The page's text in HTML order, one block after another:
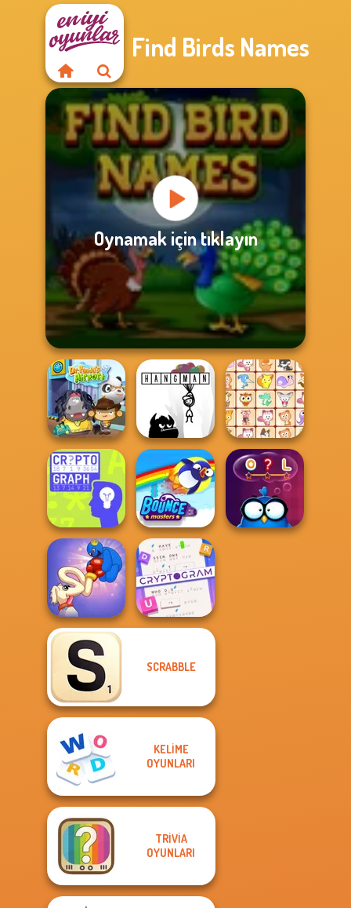
Find Birds Names
Oynamak için tıklayın
Dr. Panda Airport Hangman Dream Pet Link
Cryptograph Bouncemasters
Long Dog - Long
Nose
Cryptogram:
Word Brain
SCRABBLE
KELIME
OYUNLARI
TRIVIA
OYUNLARI